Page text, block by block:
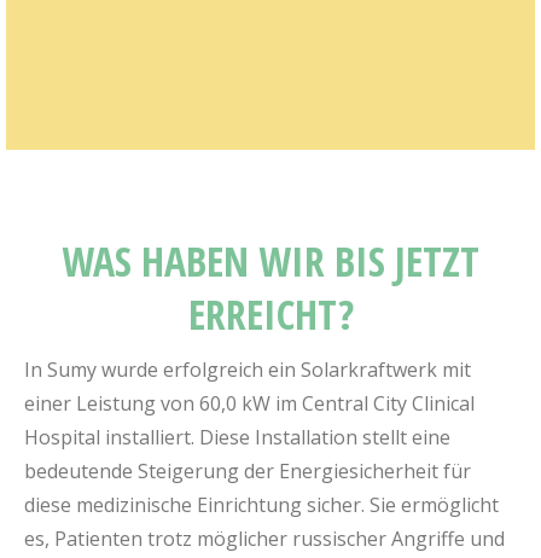
WAS HABEN WIR BIS JETZT
ERREICHT?
In Sumy wurde erfolgreich ein Solarkraftwerk mit
einer Leistung von 60,0 kW im Central City Clinical
Hospital installiert. Diese Installation stellt eine
bedeutende Steigerung der Energiesicherheit für
diese medizinische Einrichtung sicher. Sie ermöglicht
es, Patienten trotz möglicher russischer Angriffe und